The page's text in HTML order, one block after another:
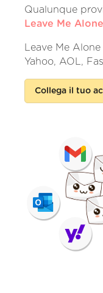
Qualunque
Leave Me Alone
Leave Me
Yahoo, AOL,
Collega il tuo